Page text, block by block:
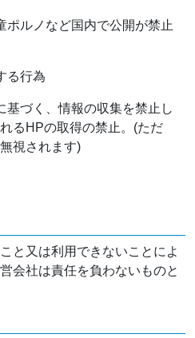
ポルノなど国内で公開が禁止
る行為
基づく、情報の収集を禁止し
るHPの取得の禁止。(ただ
視されます)
と又は利用できないことによ
会社は責任を負わないものと